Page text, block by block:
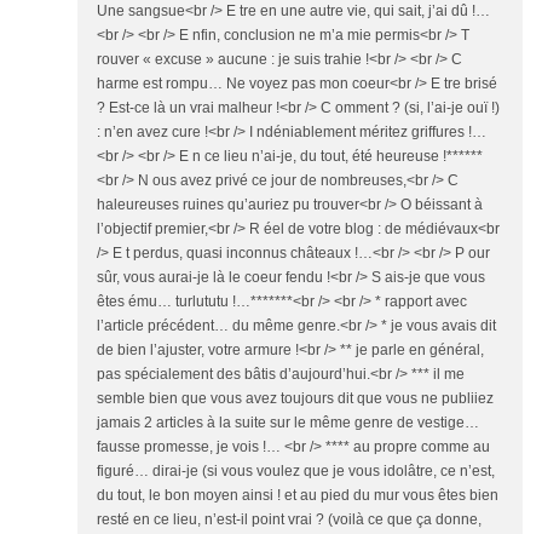
Une sangsue<br /> E tre en une autre vie, qui sait, j’ai dû !…
<br /> <br /> E nfin, conclusion ne m’a mie permis<br /> T
rouver « excuse » aucune : je suis trahie !<br /> <br /> C
harme est rompu… Ne voyez pas mon coeur<br /> E tre brisé
? Est-ce là un vrai malheur !<br /> C omment ? (si, l’ai-je ouï !)
: n’en avez cure !<br /> I ndéniablement méritez griffures !…
<br /> <br /> E n ce lieu n’ai-je, du tout, été heureuse !******
<br /> N ous avez privé ce jour de nombreuses,<br /> C
haleureuses ruines qu’auriez pu trouver<br /> O béissant à
l’objectif premier,<br /> R éel de votre blog : de médiévaux<br
/> E t perdus, quasi inconnus châteaux !…<br /> <br /> P our
sûr, vous aurai-je là le coeur fendu !<br /> S ais-je que vous
êtes ému… turlututu !…*******<br /> <br /> * rapport avec
l’article précédent… du même genre.<br /> * je vous avais dit
de bien l’ajuster, votre armure !<br /> ** je parle en général,
pas spécialement des bâtis d’aujourd’hui.<br /> *** il me
semble bien que vous avez toujours dit que vous ne publiiez
jamais 2 articles à la suite sur le même genre de vestige…
fausse promesse, je vois !… <br /> **** au propre comme au
figuré… dirai-je (si vous voulez que je vous idolâtre, ce n’est,
du tout, le bon moyen ainsi ! et au pied du mur vous êtes bien
resté en ce lieu, n’est-il point vrai ? (voilà ce que ça donne,